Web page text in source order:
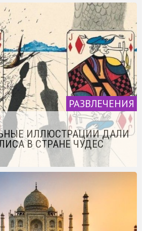
РАЗВЛЕЧЕНИЯ
ИЛЛЮСТРАЦИИ ДАЛИ
В СТРАНЕ ЧУДЕС